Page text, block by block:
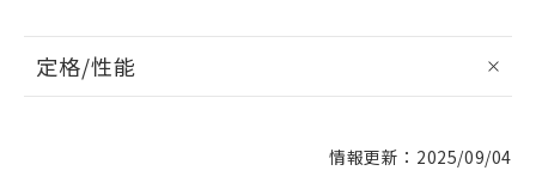
定格/性能
情報更新：2025/09/04